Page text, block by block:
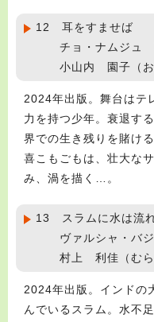
12 耳をすませば
チョ・ナムジュ
小山内 園子（
2024年出版。舞台はテ
力を持つ少年。衰退す
界での生き残りを賭け
喜こもごもは、壮大な
み、渦を描く…。
13 スラムに水は流れ
ヴァルシャ・バ
村上 利佳（む
2024年出版。インドの
んでいるスラム。水不